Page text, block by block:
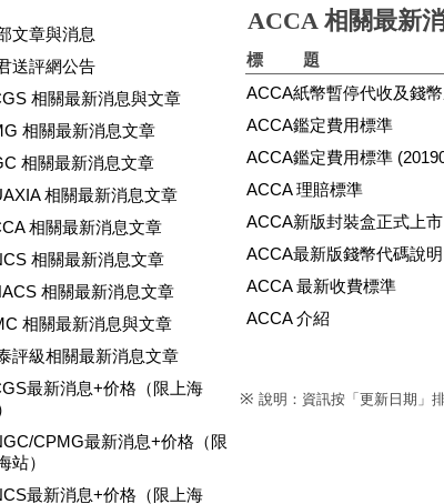
文章與消息
送評網公告
相關最新消息與文章
相關最新消息文章
相關最新消息文章
相關最新消息文章
相關最新消息文章
相關最新消息文章
相關最新消息文章
相關最新消息與文章
評級相關最新消息文章
最新消息+价格（限上海
CPMG最新消息+价格（限
站）
最新消息+价格（限上海
ACCA 相關最新
標 題
ACCA紙幣暫停代收及錢
ACCA鑑定費用標準
ACCA鑑定費用標準
ACCA 理賠標準
ACCA新版封裝盒正式上市
ACCA最新版錢幣代碼說明
ACCA 最新收費標準
ACCA 介紹
※ 說明：資訊按「更新日期」排